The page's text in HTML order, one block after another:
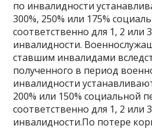
по инвалидности
300%, 250% или 175%
соответственно для 1, 2 или
инвалидности.
ставшим инвалидами
полученного в период
инвалидности
200% или 150% социальной
соответственно для 1, 2 или
инвалидности.По потере